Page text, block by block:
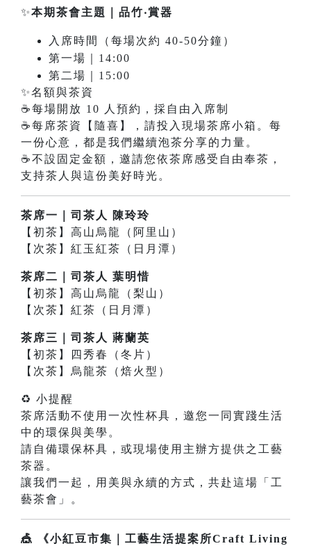
✨本期茶會主題｜ 品竹‧賞器
入席時間（每場次約 40-50分鐘）
第一場｜14:00
第二場｜15:00
✨名額與茶資
☕每場開放 10 人預約，採自由入席制
☕每席茶資【隨喜】，請投入現場茶席小箱。每
一份心意，都是我們繼續泡茶分享的力量。
☕不設固定金額，邀請您依茶席感受自由奉茶，
支持茶人與這份美好時光。
茶席一｜司茶人 陳玲玲
【初茶】高山烏龍（阿里山）
【次茶】紅玉紅茶（日月潭）
茶席二｜司茶人 葉明惜
【初茶】高山烏龍（梨山）
【次茶】紅茶（日月潭）
茶席三｜司茶人 蔣蘭英
【初茶】四秀春（冬片）
【次茶】烏龍茶（焙火型）
♻ 小提醒
茶席活動不使用一次性杯具，邀您一同實踐生活
中的環保與美學。
請自備環保杯具，或現場使用主辦方提供之工藝
茶器。
讓我們一起，用美與永續的方式，共赴這場「工
藝茶會」。
🎪 《小紅豆市集｜工藝生活提案所Craft Living